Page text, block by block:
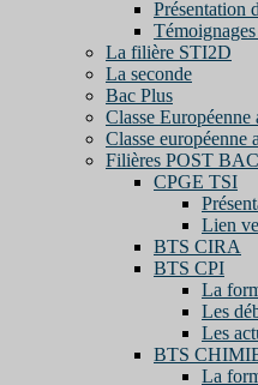
Présentation
La filière STI2D
La seconde
Bac Plus
Classe Européenne
Classe européenne
Filières POST BAC
CPGE TSI
Lien
BTS CIRA
BTS CPI
La
Les
Les
BTS
La